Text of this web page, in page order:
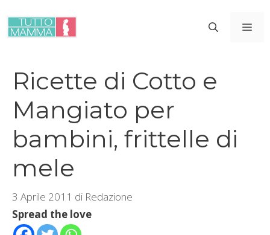
contenuto
Ricette di Cotto e
Mangiato per
bambini, frittelle di
mele
3 Aprile 2011 di Redazione
Spread the love